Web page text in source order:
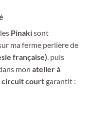
Pinakisont
ma ferme perlière de
française), puis
mon atelier à
circuit courtgarantit :